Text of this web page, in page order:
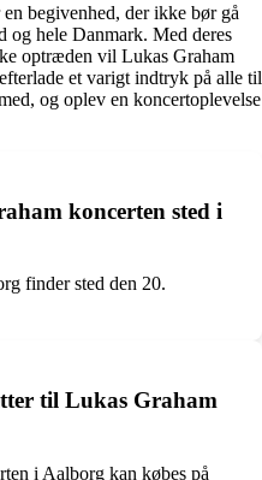
begivenhed, der ikke bør gå
hele Danmark. Med deres
optræden vil Lukas Graham
et varigt indtryk på alle til
og oplev en koncertoplevelse
koncerten sted i
finder sted den 20.
til Lukas Graham
i Aalborg kan købes på